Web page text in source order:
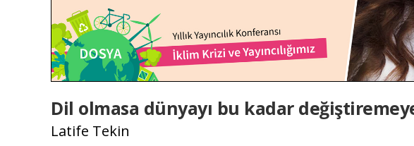
Dil olmasa dünyayı bu kadar
Latife Tekin